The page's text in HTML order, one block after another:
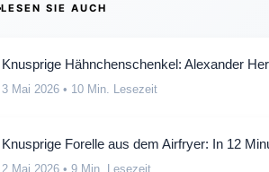
LESEN SIE AUCH
Knusprige Hähnchenschenkel: Alexander
3 Mai 2026 • 10 Min. Lesezeit
Knusprige Forelle aus dem Airfryer: In 12
2 Mai 2026 • 9 Min. Lesezeit